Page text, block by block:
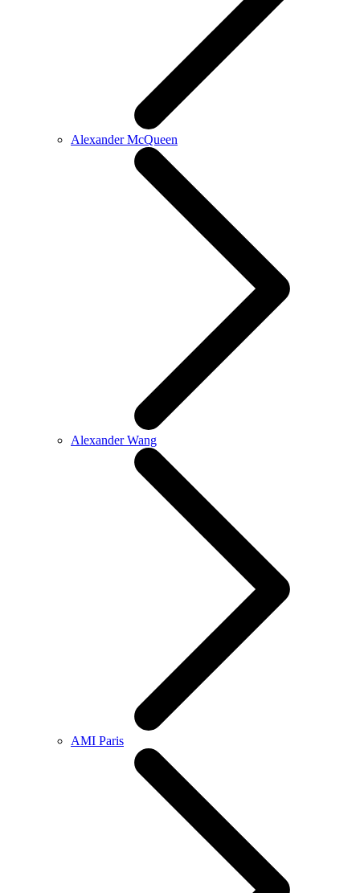
Alexander McQueen
Alexander Wang
AMI Paris